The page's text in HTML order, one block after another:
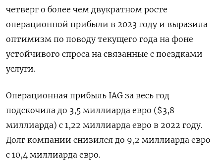
четверг о более чем двукратном росте
операционной прибыли в 2023 году и выразила
оптимизм по поводу текущего года на фоне
устойчивого спроса на связанные с поездками
услуги.
Операционная прибыль IAG за весь год
подскочила до 3,5 миллиарда евро ($3,8
миллиарда) с 1,22 миллиарда евро в 2022 году.
Долг компании снизился до 9,2 миллиарда евро
с 10,4 миллиарда евро.